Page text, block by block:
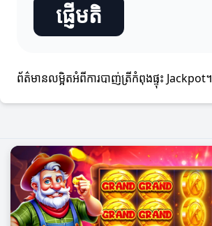
ផ្ញើមតិ
ព័ត៌មានលម្អិតអំពីការបាញ់ត្រីកំពុងផ្ទុះ Jackpot។